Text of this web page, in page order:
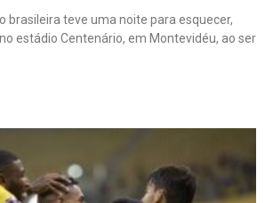
brasileira teve uma noite para esquecer,
estádio Centenário, em Montevidéu, ao ser